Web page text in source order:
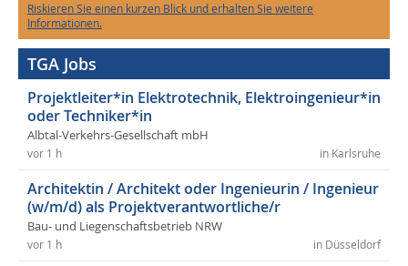
Riskieren Sie einen kurzen Blick und erhalten Sie weitere
Informationen.
TGA Jobs
Projektleiter*in Elektrotechnik, Elektroingenieur*in
oder Techniker*in
Albtal-Verkehrs-Gesellschaft mbH
in Karlsruhe
vor 1 h
Architektin / Architekt oder Ingenieurin / Ingenieur
(w/m/d) als Projektverantwortliche/r
Bau- und Liegenschaftsbetrieb NRW
in Düsseldorf
vor 1 h